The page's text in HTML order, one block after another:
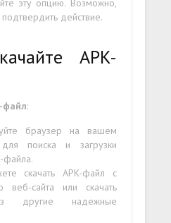
эту опцию. Возможно,
действие.
APK-
файл:
браузер на вашем
для поиска и загрузки
файла.
скачать APK-файл с
веб-сайта или скачать
другие надежные